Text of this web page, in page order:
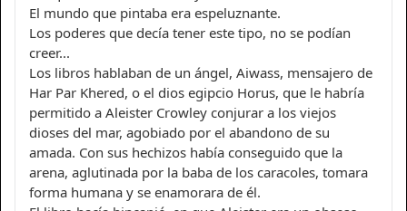
El mundo que pintaba era espeluznante.
Los poderes que decía tener este tipo, no se podían
creer...
Los libros hablaban de un ángel, Aiwass, mensajero de
Har Par Khered, o el dios egipcio Horus, que le habría
permitido a Aleister Crowley conjurar a los viejos
dioses del mar, agobiado por el abandono de su
amada. Con sus hechizos había conseguido que la
arena, aglutinada por la baba de los caracoles, tomara
forma humana y se enamorara de él.